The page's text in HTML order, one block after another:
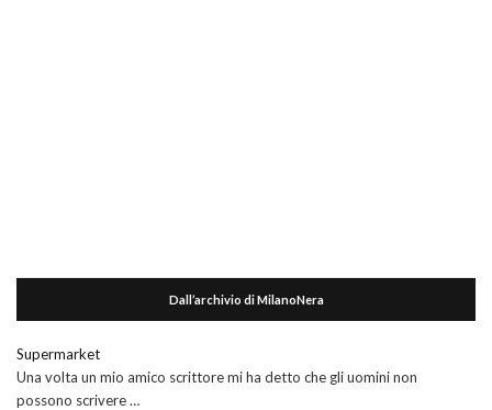
Dall’archivio di MilanoNera
Supermarket
Una volta un mio amico scrittore mi ha detto che gli uomini non
possono scrivere …